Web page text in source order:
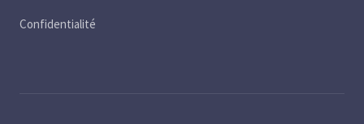
Confidentialité